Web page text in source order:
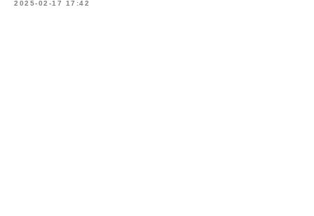
2025-02-17 17:42